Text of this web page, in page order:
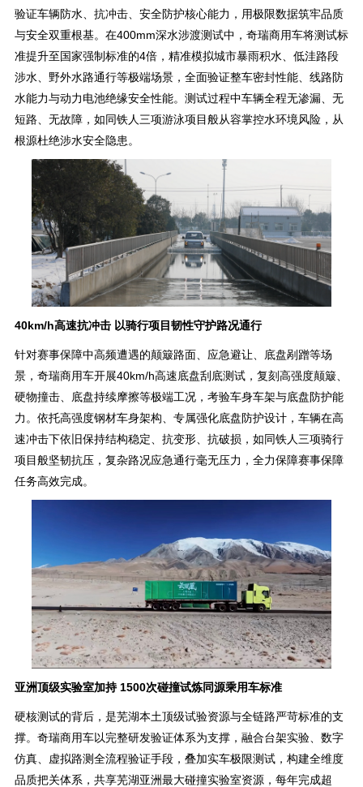
验证车辆防水、抗冲击、安全防护核心能力，用极限数据筑牢品质
与安全双重根基。在400mm深水涉渡测试中，奇瑞商用车将测试标
准提升至国家强制标准的4倍，精准模拟城市暴雨积水、低洼路段
涉水、野外水路通行等极端场景，全面验证整车密封性能、线路防
水能力与动力电池绝缘安全性能。测试过程中车辆全程无渗漏、无
短路、无故障，如同铁人三项游泳项目般从容掌控水环境风险，从
根源杜绝涉水安全隐患。
40km/h高速抗冲击 以骑行项目韧性守护路况通行
针对赛事保障中高频遭遇的颠簸路面、应急避让、底盘剐蹭等场
景，奇瑞商用车开展40km/h高速底盘刮底测试，复刻高强度颠簸、
硬物撞击、底盘持续摩擦等极端工况，考验车身车架与底盘防护能
力。依托高强度钢材车身架构、专属强化底盘防护设计，车辆在高
速冲击下依旧保持结构稳定、抗变形、抗破损，如同铁人三项骑行
项目般坚韧抗压，复杂路况应急通行毫无压力，全力保障赛事保障
任务高效完成。
亚洲顶级实验室加持 1500次碰撞试炼同源乘用车标准
硬核测试的背后，是芜湖本土顶级试验资源与全链路严苛标准的支
撑。奇瑞商用车以完整研发验证体系为支撑，融合台架实验、数字
仿真、虚拟路测全流程验证手段，叠加实车极限测试，构建全维度
品质把关体系，共享芜湖亚洲最大碰撞实验室资源，每年完成超